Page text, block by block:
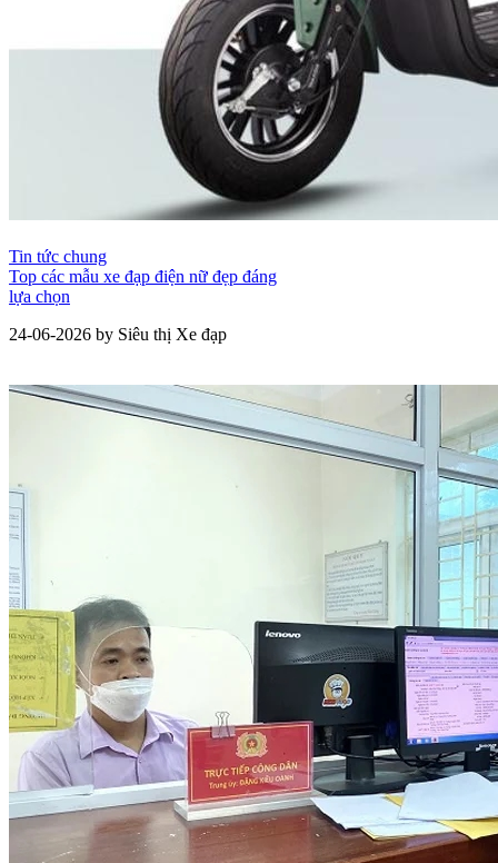
Tin tức chung
Top các mẫu xe đạp điện nữ đẹp đáng
lựa chọn
24-06-2026 by Siêu thị Xe đạp